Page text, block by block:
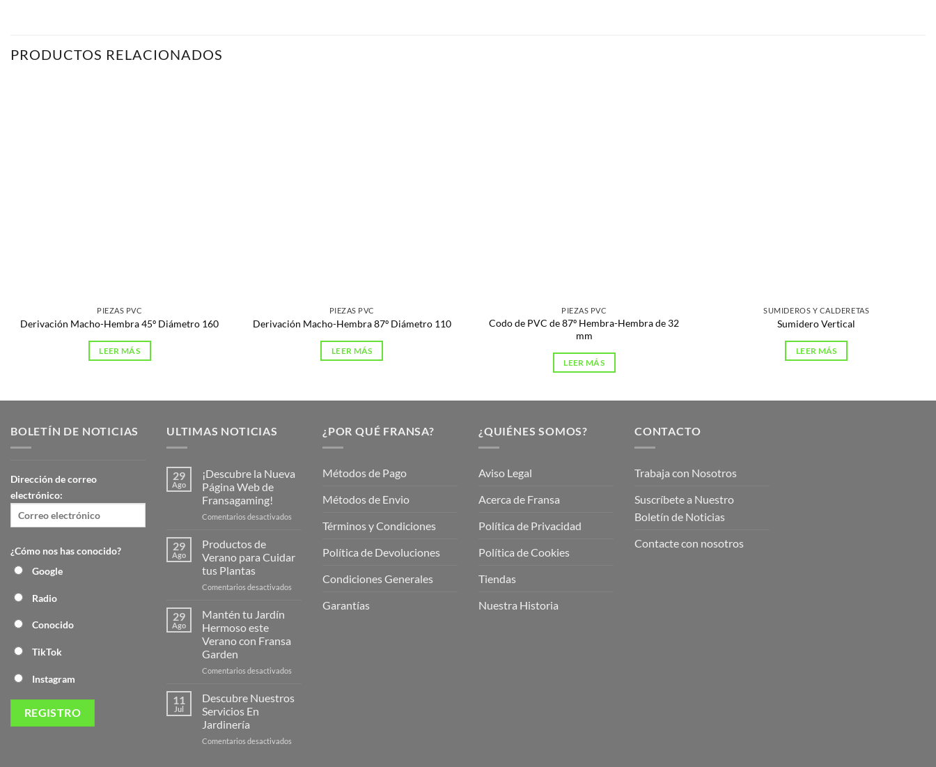
PRODUCTOS RELACIONADOS
PIEZAS PVC
Derivación Macho-Hembra 45º Diámetro 160
LEER MÁS
PIEZAS PVC
Derivación Macho-Hembra 87º Diámetro 110
LEER MÁS
PIEZAS PVC
Codo de PVC de 87º Hembra-Hembra de 32
mm
LEER MÁS
SUMIDEROS Y CALDERETAS
Sumidero Vertical
LEER MÁS
BOLETÍN DE NOTICIAS
Dirección de correo
electrónico:
¿Cómo nos has conocido?
Google
Radio
Conocido
TikTok
Instagram
ULTIMAS NOTICIAS
29
Ago
¡Descubre la Nueva
Página Web de
Fransagaming!
Comentarios desactivados
Página
29
Ago
Productos de
Verano para Cuidar
tus Plantas
Comentarios desactivados
29
Ago
Mantén tu Jardín
Hermoso este
Verano con Fransa
Garden
Comentarios desactivados
Jardín
11
Jul
Descubre Nuestros
Servicios En
Jardinería
Comentarios desactivados
¿POR QUÉ FRANSA?
Métodos de Pago
Métodos de Envio
Términos y Condiciones
Política de Devoluciones
Condiciones Generales
Garantías
¿QUIÉNES SOMOS?
Aviso Legal
Acerca de Fransa
Política de Privacidad
Política de Cookies
Tiendas
Nuestra Historia
CONTACTO
Trabaja con Nosotros
Suscríbete a Nuestro
Boletín de Noticias
Contacte con nosotros